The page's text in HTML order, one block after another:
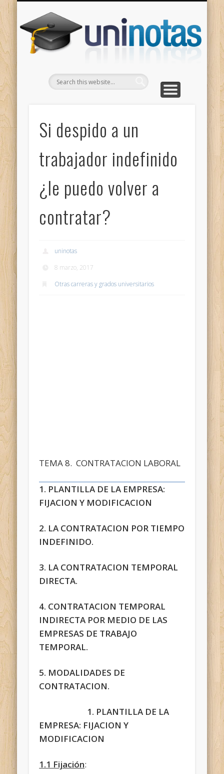
Si despido a un
trabajador indefinido
¿le puedo volver a
contratar?
uninotas
8 marzo, 2017
Otras carreras y grados universitarios
TEMA 8. CONTRATACION LABORAL
1. PLANTILLA DE LA EMPRESA:
FIJACION Y MODIFICACION
2. LA CONTRATACION POR TIEMPO
INDEFINIDO.
3. LA CONTRATACION TEMPORAL
DIRECTA.
4. CONTRATACION TEMPORAL
INDIRECTA POR MEDIO DE LAS
EMPRESAS DE TRABAJO
TEMPORAL.
5. MODALIDADES DE
CONTRATACION.
1. PLANTILLA DE LA
EMPRESA: FIJACION Y
MODIFICACION
1.1 Fijación: